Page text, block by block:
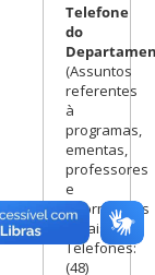
Telefone
do
(Assuntos
referentes
à
programas,
ementas,
professores
e
informações
gerais)
Telefones:
(48)